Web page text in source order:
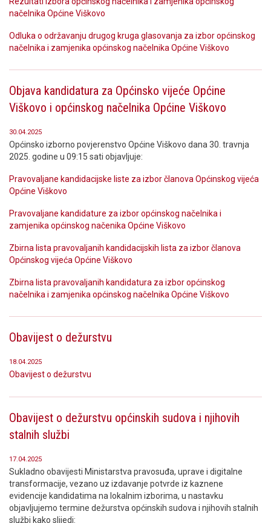
načelnika Općine Viškovo
Odluka o održavanju drugog kruga glasovanja za izbor općinskog
načelnika i zamjenika općinskog načelnika Općine Viškovo
Objava kandidatura za Općinsko vijeće Općine
Viškovo i općinskog načelnika Općine Viškovo
30.04.2025
Općinsko izborno povjerenstvo Općine Viškovo dana 30. travnja
2025. godine u 09:15 sati objavljuje:
Pravovaljane kandidacijske liste za izbor članova Općinskog vijeća
Općine Viškovo
Pravovaljane kandidature za izbor općinskog načelnika i
zamjenika općinskog načenika Općine Viškovo
Zbirna lista pravovaljanih kandidacijskih lista za izbor članova
Općinskog vijeća Općine Viškovo
Zbirna lista pravovaljanih kandidatura za izbor općinskog
načelnika i zamjenika općinskog načelnika Općine Viškovo
Obavijest o dežurstvu
18.04.2025
Obavijest o dežurstvu
Obavijest o dežurstvu općinskih sudova i njihovih
stalnih službi
17.04.2025
Sukladno obavijesti Ministarstva pravosuđa, uprave i digitalne
transformacije, vezano uz izdavanje potvrde iz kaznene
evidencije kandidatima na lokalnim izborima, u nastavku
objavljujemo termine dežurstva općinskih sudova i njihovih stalnih
službi kako slijedi: